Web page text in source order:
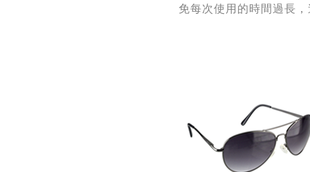
免每次使用的時間過長